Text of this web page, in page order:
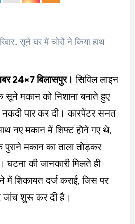
24×7बिलासपुर। सिविल लाइन
सूने मकान को निशाना बनाते हुए
पार कर दी। कारपेंटर सनत
नए मकान में शिफ्ट होने गए थे,
पुराने मकान का ताला तोड़कर
घटना की जानकारी मिलते ही
में शिकायत दर्ज कराई, जिस पर
जांच शुरू कर दी है।